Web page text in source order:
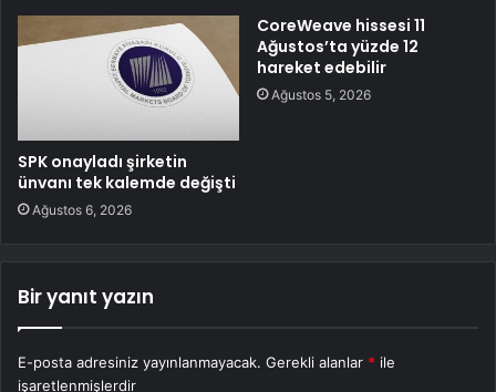
SPK onayladı şirketin
ünvanı tek kalemde değişti
Ağustos 6, 2026
CoreWeave hissesi 11
Ağustos’ta yüzde 12
hareket edebilir
Ağustos 5, 2026
Bir yanıt yazın
E-posta adresiniz yayınlanmayacak. Gerekli alanlar * ile
işaretlenmişlerdir